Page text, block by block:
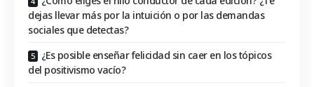
dejas llevar más por la intuición o por las demandas
sociales que detectas?
¿Es posible enseñar felicidad sin caer en los tópicos
del positivismo vacío?